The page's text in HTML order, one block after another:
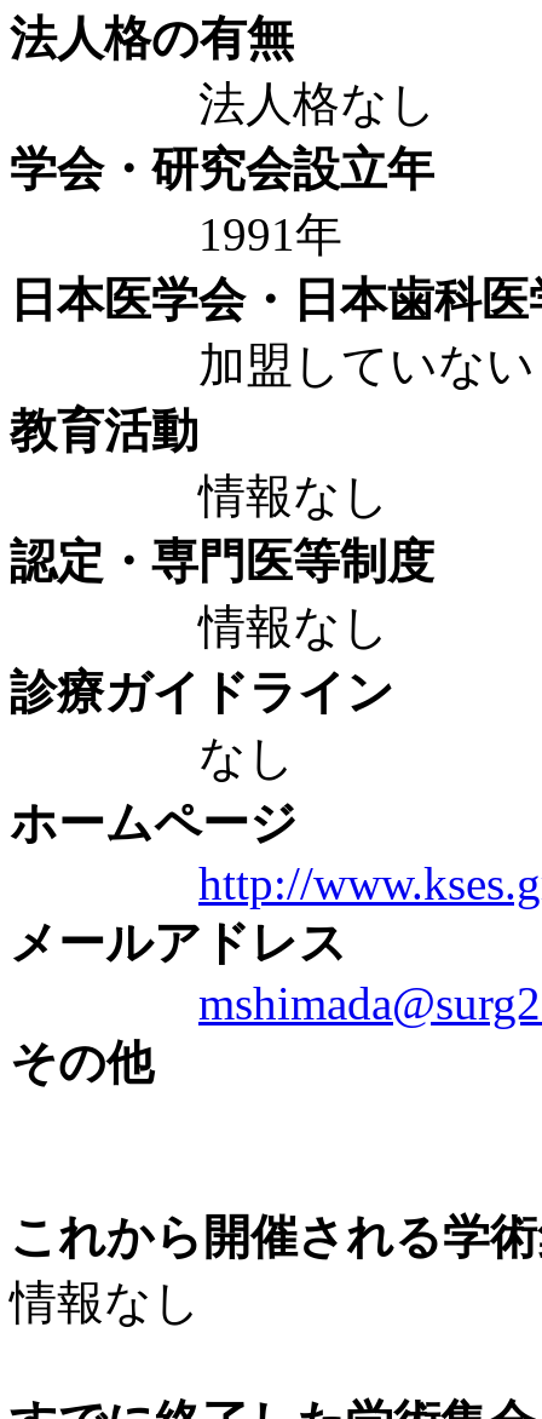
法人格の有無
法人格なし
学会・研究会設立年
1991年
日本医学会・日本歯科
加盟していない
教育活動
情報なし
認定・専門医等制度
情報なし
診療ガイドライン
なし
ホームページ
http://
メールアドレス
その他
これから開催される学
情報なし